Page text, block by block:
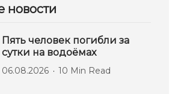
новости
Пять человек погибли за
сутки на водоёмах
06.08.2026 10 Min Read